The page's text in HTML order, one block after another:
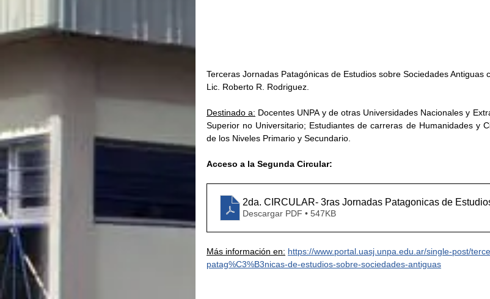
Terceras Jornadas Patagónicas de Estudios sobre Sociedades Antiguas
Lic. Roberto R. Rodriguez.
Destinado a: Docentes UNPA y de otras Universidades Nacionales y
Superior no Universitario; Estudiantes de carreras de Humanidades y
de los Niveles Primario y Secundario.
Acceso a la Segunda Circular:
2da. CIRCULAR- 3ras Jornadas Patagonicas de
Descargar PDF • 547KB
Más información en: https://www.portal.uasj.unpa.edu.ar/single-post/
patag%C3%B3nicas-de-estudios-sobre-sociedades-antiguas